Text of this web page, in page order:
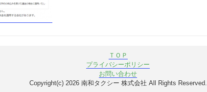
ＴＯＰ
プライバシーポリシー
お問い合わせ
Copyright(c) 2026 南和タクシー 株式会社 All Rights Reserved.